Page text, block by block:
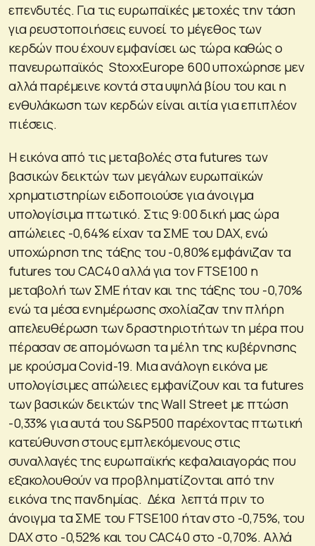
επενδυτές. Για τις ευρωπαϊκές μετοχές την τάση
για ρευστοποιήσεις ευνοεί το μέγεθος των
κερδών που έχουν εμφανίσει ως τώρα καθώς ο
πανευρωπαϊκός StoxxEurope 600 υποχώρησε μεν
αλλά παρέμεινε κοντά στα υψηλά βίου του και η
ενθυλάκωση των κερδών είναι αιτία για επιπλέον
πιέσεις.
Η εικόνα από τις μεταβολές στα futures των
βασικών δεικτών των μεγάλων ευρωπαϊκών
χρηματιστηρίων ειδοποιούσε για άνοιγμα
υπολογίσιμα πτωτικό. Στις 9:00 δική μας ώρα
απώλειες -0,64% είχαν τα ΣΜΕ του DAX, ενώ
υποχώρηση της τάξης του -0,80% εμφάνιζαν τα
futures του CAC40 αλλά για τον FTSE100 η
μεταβολή των ΣΜΕ ήταν και της τάξης του -0,70%
ενώ τα μέσα ενημέρωσης σχολίαζαν την πλήρη
απελευθέρωση των δραστηριοτήτων τη μέρα που
πέρασαν σε απομόνωση τα μέλη της κυβέρνησης
με κρούσμα Covid-19. Μια ανάλογη εικόνα με
υπολογίσιμες απώλειες εμφανίζουν και τα futures
των βασικών δεικτών της Wall Street με πτώση
-0,33% για αυτά του S&P500 παρέχοντας πτωτική
κατεύθυνση στους εμπλεκόμενους στις
συναλλαγές της ευρωπαϊκής κεφαλαιαγοράς που
εξακολουθούν να προβληματίζονται από την
εικόνα της πανδημίας. Δέκα λεπτά πριν το
άνοιγμα τα ΣΜΕ του FTSE100 ήταν στο -0,75%, του
DAX στο -0,52% και του CAC40 στο -0,70%. Αλλά